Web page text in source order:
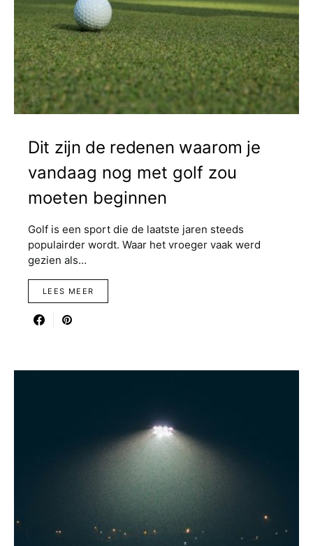
Dit zijn de redenen waarom je
vandaag nog met golf zou
moeten beginnen
Golf is een sport die de laatste jaren steeds
populairder wordt. Waar het vroeger vaak werd
gezien als…
LEES MEER